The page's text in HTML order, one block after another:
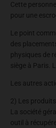
Cette
pour une
Le point
des
physiques de
siège à Paris.
Les autres
2) Les
La société
outil à